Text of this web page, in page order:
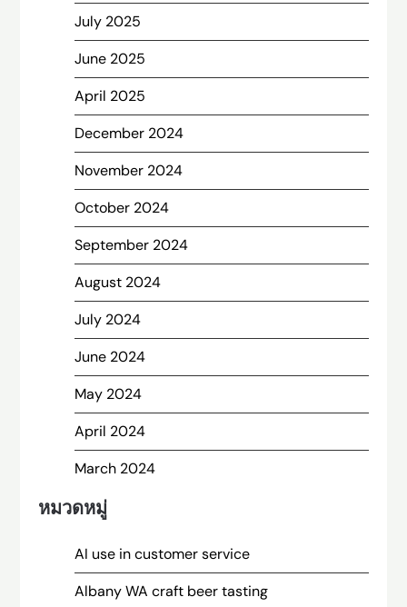
July 2025
June 2025
April 2025
December 2024
November 2024
October 2024
September 2024
August 2024
July 2024
June 2024
May 2024
April 2024
March 2024
หมวดหมู่
AI use in customer service
Albany WA craft beer tasting